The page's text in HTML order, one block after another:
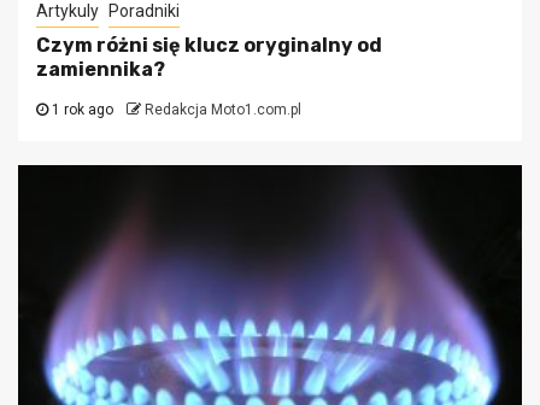
Artykuly Poradniki
Czym różni się klucz oryginalny od
zamiennika?
1 rok ago Redakcja Moto1.com.pl